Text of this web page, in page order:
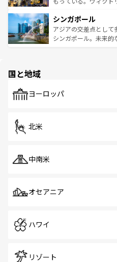
参照してほしい。
激する。気候は一年中
が待っている。親しみ
た文化、そして多様な
み、どこを訪れても感
ており、効率よく見ど
うな絶景から文化的な
シンガポール
アジアの交差点として
シンガポール。未来的
で、ホーカーズは地元
国と地域
ヨーロッパ
北米
中南米
オセアニア
ハワイ
リゾート